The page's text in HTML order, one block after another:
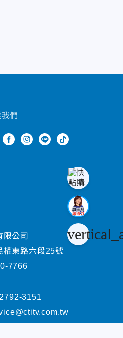
們
限公司
權東路六段25號
7766
3151